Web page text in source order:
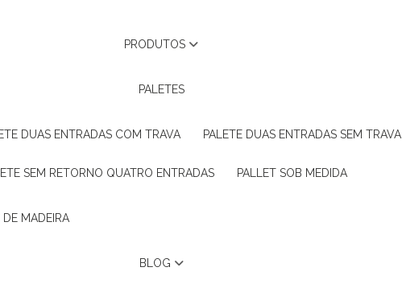
PRODUTOS
PALETES
DUAS ENTRADAS COM TRAVA PALETE DUAS ENTRADAS SEM TRAVA
SEM RETORNO QUATRO ENTRADAS PALLET SOB MEDIDA
DE MADEIRA
BLOG